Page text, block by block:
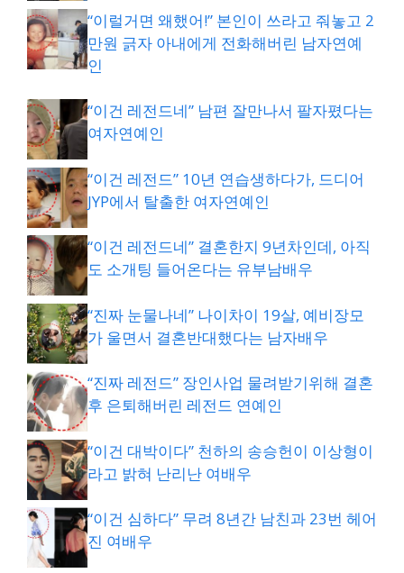
“이럴거면 왜했어!” 본인이 쓰라고 줘놓고 2
만원 긁자 아내에게 전화해버린 남자연예
인
“이건 레전드네” 남편 잘만나서 팔자폈다는
여자연예인
“이건 레전드” 10년 연습생하다가, 드디어
JYP에서 탈출한 여자연예인
“이건 레전드네” 결혼한지 9년차인데, 아직
도 소개팅 들어온다는 유부남배우
“진짜 눈물나네” 나이차이 19살, 예비장모
가 울면서 결혼반대했다는 남자배우
“진짜 레전드” 장인사업 물려받기위해 결혼
후 은퇴해버린 레전드 연예인
“이건 대박이다” 천하의 송승헌이 이상형이
라고 밝혀 난리난 여배우
“이건 심하다” 무려 8년간 남친과 23번 헤어
진 여배우